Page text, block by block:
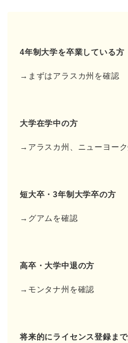
4年制大学を卒業している方
→まずはアラスカ州を確認
大学在学中の方
→アラスカ州、ニューヨー
短大卒・3年制大学卒の方
→グアムを確認
高卒・大学中退の方
→モンタナ州を確認
将来的にライセンス登録ま